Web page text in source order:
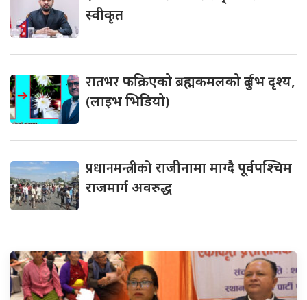
स्वीकृत
रातभरफक्रिएको ब्रह्मकमलको दुर्लभ दृश्य,
(लाइभ भिडियो)
प्रधानमन्त्रीकोराजीनामा माग्दै पूर्वपश्चिम
राजमार्ग अवरुद्ध